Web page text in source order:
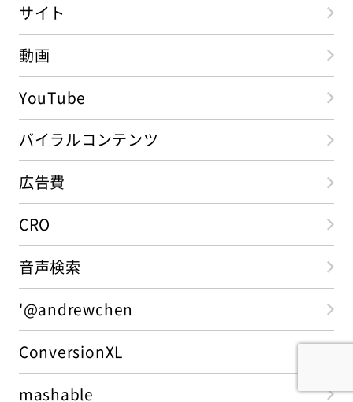
サイト
動画
YouTube
バイラルコンテンツ
広告費
CRO
音声検索
'@andrewchen
ConversionXL
mashable